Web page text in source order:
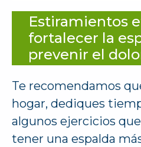
Estiramientos
fortalecer la
prevenir el
Te recomendamos
hogar, dediques
algunos ejercicios
tener una espalda